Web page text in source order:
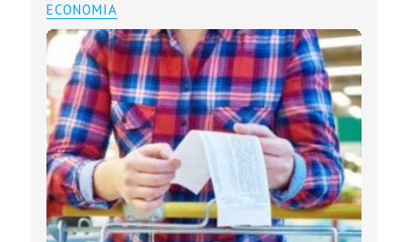
ECONOMIA